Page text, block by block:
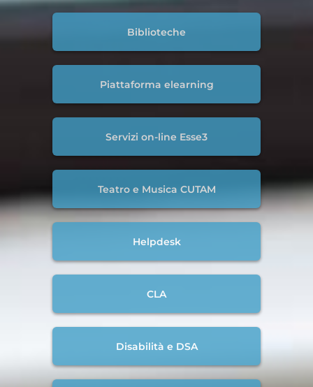
Biblioteche
Piattaforma elearning
Servizi on-line Esse3
Teatro e Musica CUTAM
Helpdesk
CLA
Disabilità e DSA